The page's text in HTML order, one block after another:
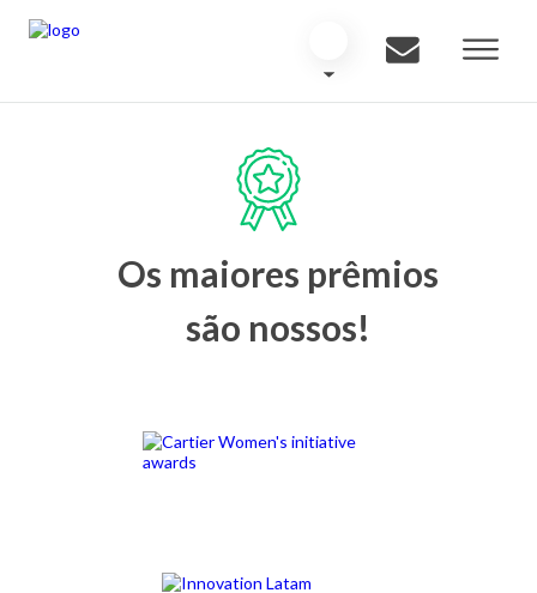
Os maiores prêmios
são nossos!